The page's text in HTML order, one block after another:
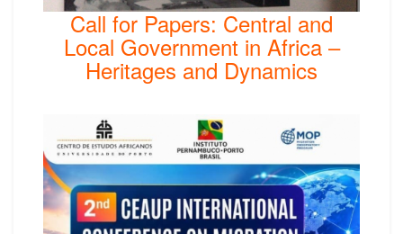
Call for Papers: Central and
Local Government in Africa –
Heritages and Dynamics